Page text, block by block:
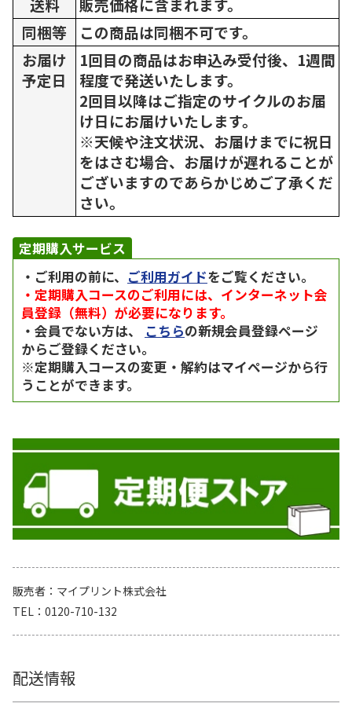
送料
販売価格に含まれます。
同梱等
この商品は同梱不可です。
お届け
予定日
1回目の商品はお申込み受付後、1週間
程度で発送いたします。
2回目以降はご指定のサイクルのお届
け日にお届けいたします。
※天候や注文状況、お届けまでに祝日
をはさむ場合、お届けが遅れることが
ございますのであらかじめご了承くだ
さい。
定期購入サービス
・ご利用の前に、 ご利用ガイドをご覧ください。
・定期購入コースのご利用には、インターネット会
員登録（無料）が必要になります。
・会員でない方は、 こちらの新規会員登録ページ
からご登録ください。
※定期購入コースの変更・解約はマイページから行
うことができます。
販売者
マイプリント株式会社
TEL
0120-710-132
配送情報